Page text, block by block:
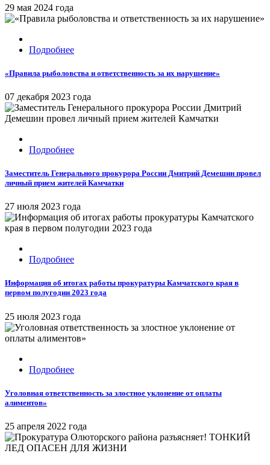
29 мая 2024 года
Подробнее
«Правила рыболовства и ответственность за их нарушение»
07 декабря 2023 года
Подробнее
Заместитель Генерального прокурора России Дмитрий Демешин провел
личный прием жителей Камчатки
27 июля 2023 года
Подробнее
Информация об итогах работы прокуратуры Камчатского края в
первом полугодии 2023 года
25 июля 2023 года
Подробнее
Уголовная ответственность за злостное уклонение от оплаты
алиментов»
25 апреля 2022 года